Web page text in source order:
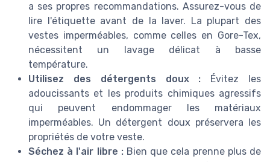
a ses propres recommandations. Assurez-vous de
lire l'étiquette avant de la laver. La plupart des
vestes imperméables, comme celles en Gore-Tex,
nécessitent un lavage délicat à basse
température.
Utilisez des détergents doux : Évitez les
adoucissants et les produits chimiques agressifs
qui peuvent endommager les matériaux
imperméables. Un détergent doux préservera les
propriétés de votre veste.
Séchez à l'air libre :Bien que cela prenne plus de